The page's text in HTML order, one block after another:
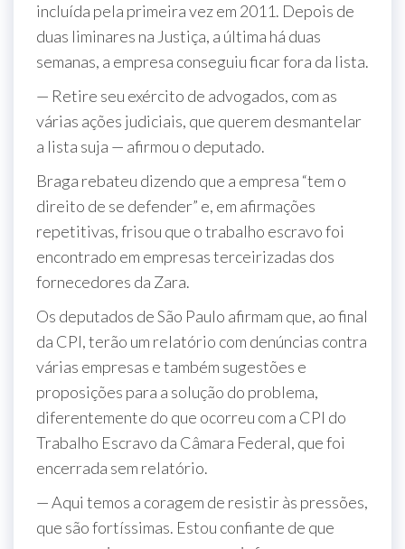
incluída pela primeira vez em 2011. Depois de
duas liminares na Justiça, a última há duas
semanas, a empresa conseguiu ficar fora da lista.
— Retire seu exército de advogados, com as
várias ações judiciais, que querem desmantelar
a lista suja — afirmou o deputado.
Braga rebateu dizendo que a empresa “tem o
direito de se defender” e, em afirmações
repetitivas, frisou que o trabalho escravo foi
encontrado em empresas terceirizadas dos
fornecedores da Zara.
Os deputados de São Paulo afirmam que, ao final
da CPI, terão um relatório com denúncias contra
várias empresas e também sugestões e
proposições para a solução do problema,
diferentemente do que ocorreu com a CPI do
Trabalho Escravo da Câmara Federal, que foi
encerrada sem relatório.
— Aqui temos a coragem de resistir às pressões,
que são fortíssimas. Estou confiante de que